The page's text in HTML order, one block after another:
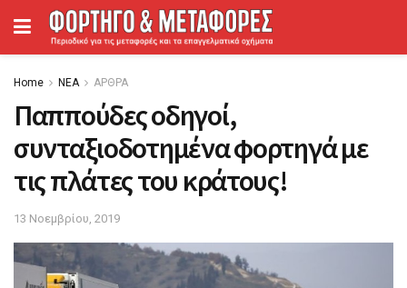
Home ΝΕΑ ΑΡΘΡΑ
Παππούδες οδηγοί,
συνταξιοδοτημένα φορτηγά με
τις πλάτες του κράτους!
13 Νοεμβρίου, 2019